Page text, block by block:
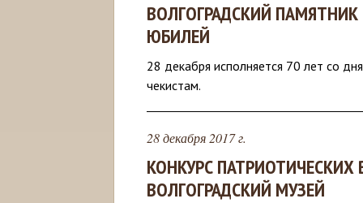
ВОЛГОГРАДСКИЙ
ЮБИЛЕЙ
28 декабря исполняется 70 лет со
чекистам.
28 декабря 2017 г.
КОНКУРС
ВОЛГОГРАДСКИЙ МУЗЕЙ